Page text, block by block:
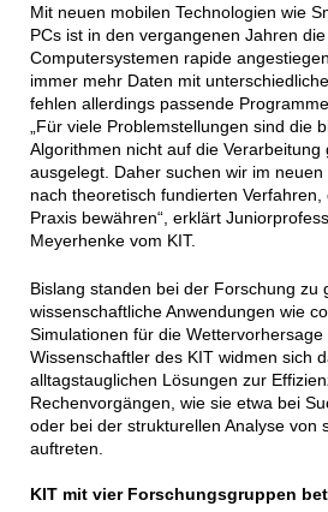
Mit neuen mobilen Technologien wie
PCs ist in den vergangenen Jahren
Computersystemen rapide
immer mehr Daten mit
fehlen allerdings passende
„Für viele Problemstellungen sind die
Algorithmen nicht auf die
ausgelegt. Daher suchen wir im
nach theoretisch fundierten
Praxis bewähren“, erklärt
Meyerhenke vom KIT.
Bislang standen bei der Forschung zu
wissenschaftliche Anwendungen wie
Simulationen für die Wettervorhersage
Wissenschaftler des KIT widmen sich
alltagstauglichen Lösungen zur
Rechenvorgängen, wie sie etwa bei
oder bei der strukturellen Analyse von
auftreten.
KIT mit vier Forschungsgruppen